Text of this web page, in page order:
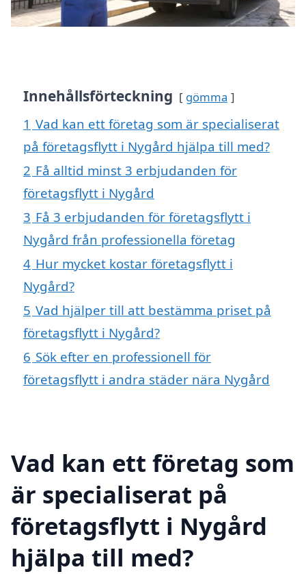
Innehållsförteckning gömma
1 Vad kan ett företag som är specialiserat
på företagsflytt i Nygård hjälpa till med?
2 Få alltid minst 3 erbjudanden för
företagsflytt i Nygård
3 Få 3 erbjudanden för företagsflytt i
Nygård från professionella företag
4 Hur mycket kostar företagsflytt i
Nygård?
5 Vad hjälper till att bestämma priset på
företagsflytt i Nygård?
6 Sök efter en professionell för
företagsflytt i andra städer nära Nygård
Vad kan ett företag som
är specialiserat på
företagsflytt i Nygård
hjälpa till med?